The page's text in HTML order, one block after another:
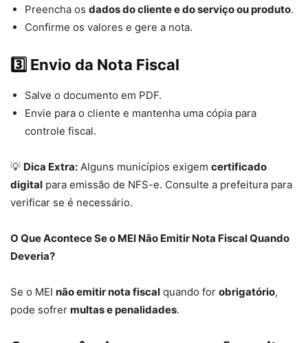
Preencha os dados do cliente e do serviço ou produto.
Confirme os valores e gere a nota.
3️⃣ Envio da Nota Fiscal
Salve o documento em PDF.
Envie para o cliente e mantenha uma cópia para
controle fiscal.
💡 Dica Extra: Alguns municípios exigem certificado
digital para emissão de NFS-e. Consulte a prefeitura para
verificar se é necessário.
O Que Acontece Se o MEI Não Emitir Nota Fiscal Quando
Deveria?
Se o MEI não emitir nota fiscal quando for obrigatório,
pode sofrer multas e penalidades.